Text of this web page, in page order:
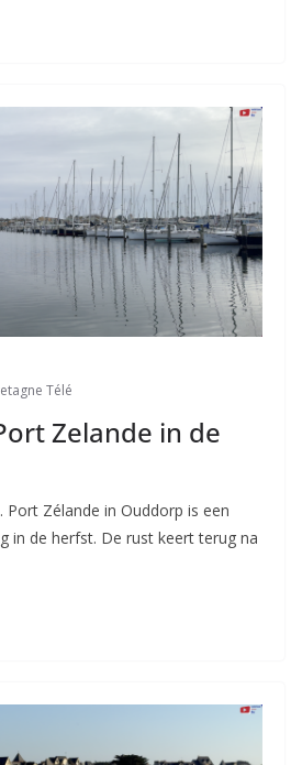
Télé
Zelande in de
Port Zélande in Ouddorp is een
in de herfst. De rust keert terug na